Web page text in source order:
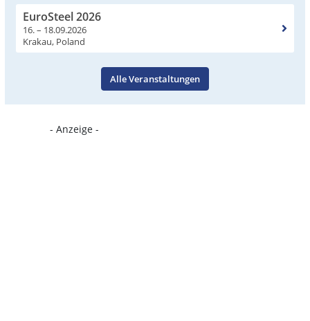
EuroSteel 2026
16. – 18.09.2026
Krakau, Poland
Alle Veranstaltungen
- Anzeige -